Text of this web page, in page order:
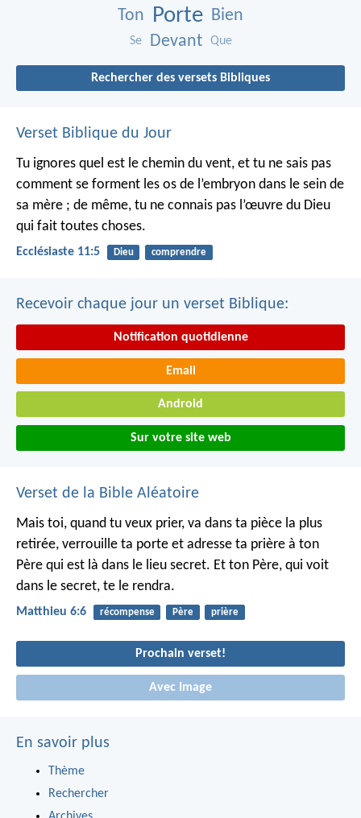
Ton Porte Bien
Se Devant Que
Rechercher des versets Bibliques
Verset Biblique du Jour
Tu ignores quel est le chemin du vent, et tu ne sais pas
comment se forment les os de l’embryon dans le sein de
sa mère ; de même, tu ne connais pas l’œuvre du Dieu
qui fait toutes choses.
Ecclésiaste 11:5 Dieu comprendre
Recevoir chaque jour un verset Biblique:
Notification quotidienne
Email
Android
Sur votre site web
Verset de la Bible Aléatoire
Mais toi, quand tu veux prier, va dans ta pièce la plus
retirée, verrouille ta porte et adresse ta prière à ton
Père qui est là dans le lieu secret. Et ton Père, qui voit
dans le secret, te le rendra.
Matthieu 6:6 récompense Père prière
Prochain verset!
Avec Image
En savoir plus
Thème
Rechercher